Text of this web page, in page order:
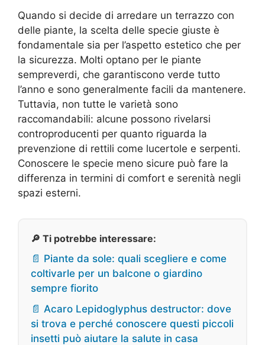
Quando si decide di arredare un terrazzo con
delle piante, la scelta delle specie giuste è
fondamentale sia per l’aspetto estetico che per
la sicurezza. Molti optano per le piante
sempreverdi, che garantiscono verde tutto
l’anno e sono generalmente facili da mantenere.
Tuttavia, non tutte le varietà sono
raccomandabili: alcune possono rivelarsi
controproducenti per quanto riguarda la
prevenzione di rettili come lucertole e serpenti.
Conoscere le specie meno sicure può fare la
differenza in termini di comfort e serenità negli
spazi esterni.
🔎 Ti potrebbe interessare:
📄 Piante da sole: quali scegliere e come
coltivarle per un balcone o giardino
sempre fiorito
📄 Acaro Lepidoglyphus destructor: dove
si trova e perché conoscere questi piccoli
insetti può aiutare la salute in casa